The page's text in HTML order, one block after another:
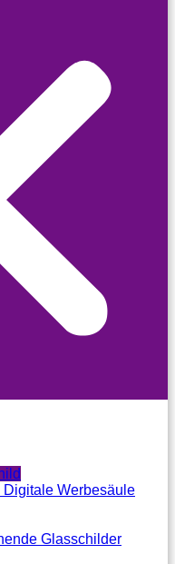
Werbesäule
Glasschilder